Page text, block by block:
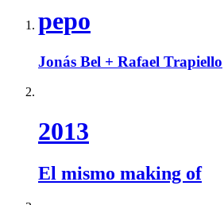
pepo
Jonás Bel + Rafael Trapiello
2013
El mismo making of